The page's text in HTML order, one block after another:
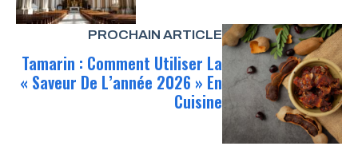
PROCHAIN ARTICLE
Tamarin : Comment Utiliser La
« Saveur De L’année 2026 » En
Cuisine